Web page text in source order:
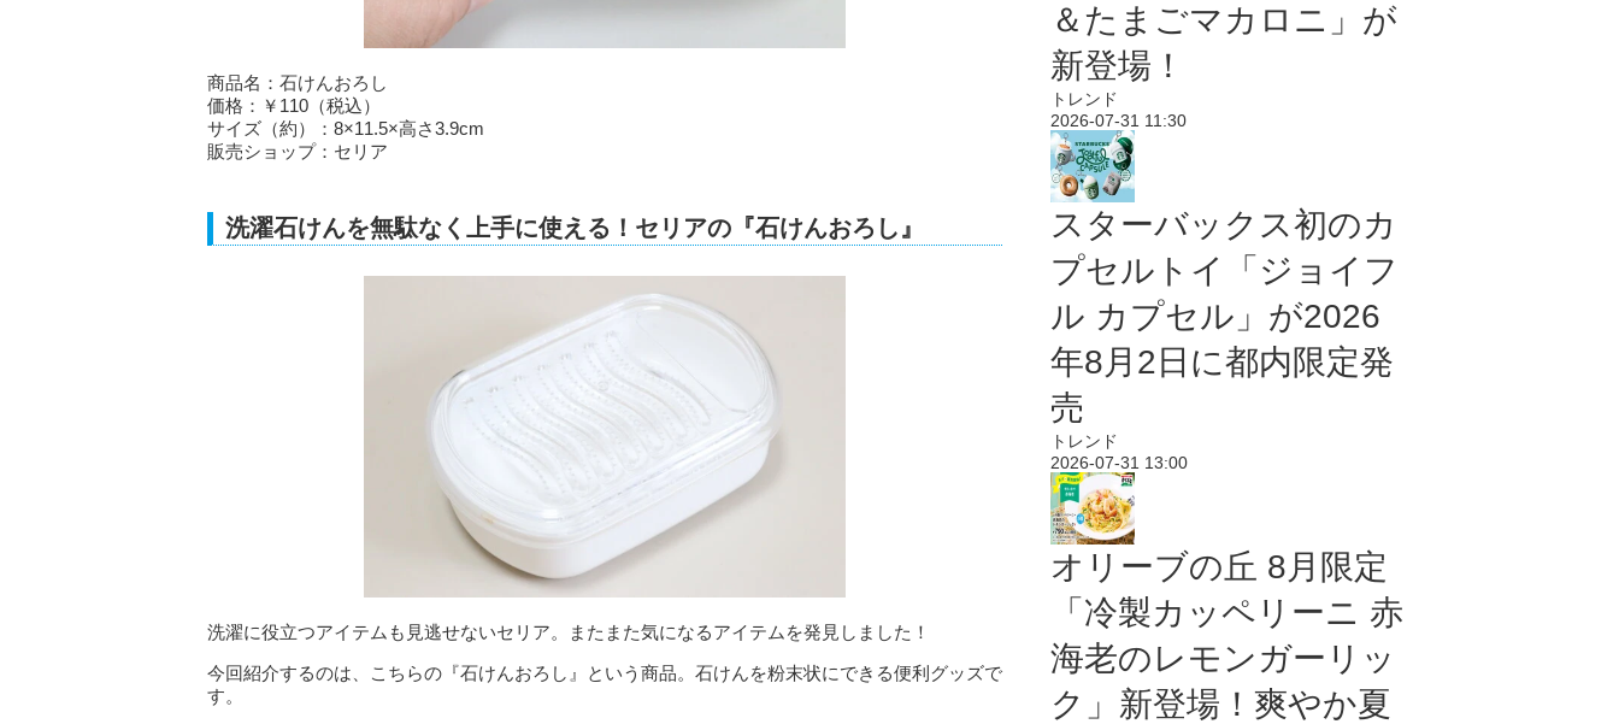
商品名：石けんおろし
価格：￥110（税込）
サイズ（約）：8×11.5×高さ3.9cm
販売ショップ：セリア
洗濯石けんを無駄なく上手に使える！セリアの『石けんおろし』
洗濯に役立つアイテムも見逃せないセリア。またまた気になるアイテムを発見しました！
今回紹介するのは、こちらの『石けんおろし』という商品。石けんを粉末状にできる便利グッズで
す。
＆たまごマカロニ」が
新登場！
トレンド
2026-07-31 11:30
スターバックス初のカ
プセルトイ「ジョイフ
ル カプセル」が2026
年8月2日に都内限定発
売
トレンド
2026-07-31 13:00
オリーブの丘 8月限定
「冷製カッペリーニ 赤
海老のレモンガーリッ
ク」新登場！爽やか夏